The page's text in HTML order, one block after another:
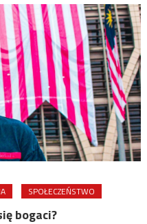
SPOŁECZEŃSTWO
bogaci?